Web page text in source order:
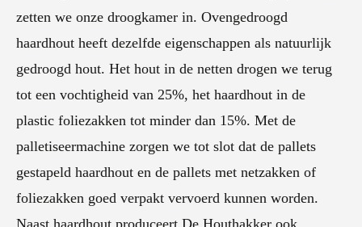
zetten we onze droogkamer in. Ovengedroogd
haardhout heeft dezelfde eigenschappen als natuurlijk
gedroogd hout. Het hout in de netten drogen we terug
tot een vochtigheid van 25%, het haardhout in de
plastic foliezakken tot minder dan 15%. Met de
palletiseermachine zorgen we tot slot dat de pallets
gestapeld haardhout en de pallets met netzakken of
foliezakken goed verpakt vervoerd kunnen worden.
Naast haardhout produceert De Houthakker ook